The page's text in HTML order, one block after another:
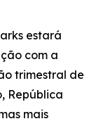
estará
com a
trimestral de
República
mais